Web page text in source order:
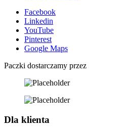
Facebook
Linkedin
YouTube
Pinterest
Google Maps
Paczki dostarczamy przez
Dla klienta